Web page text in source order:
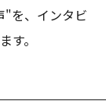
"を、インタビ
す。